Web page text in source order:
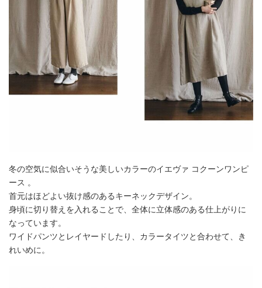
冬の空気に似合いそうな美しいカラーのイエヴァ コクーンワンピ
ース 。
首元はほどよい抜け感のあるキーネックデザイン。
身頃に切り替えを入れることで、全体に立体感のある仕上がりに
なっています。
ワイドパンツとレイヤードしたり、カラータイツと合わせて、き
れいめに。